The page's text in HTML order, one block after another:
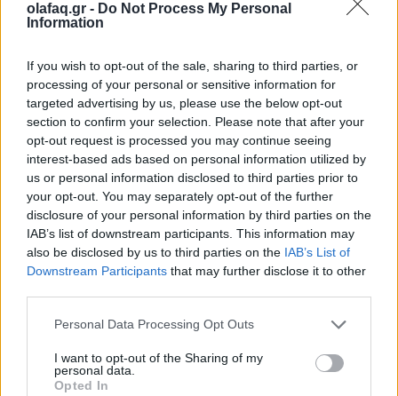
olafaq.gr - Do Not Process My Personal
Information
If you wish to opt-out of the sale, sharing to third parties, or
processing of your personal or sensitive information for
targeted advertising by us, please use the below opt-out
section to confirm your selection. Please note that after your
opt-out request is processed you may continue seeing
interest-based ads based on personal information utilized by
us or personal information disclosed to third parties prior to
your opt-out. You may separately opt-out of the further
disclosure of your personal information by third parties on the
IAB’s list of downstream participants. This information may
also be disclosed by us to third parties on the IAB’s List of
Downstream Participants that may further disclose it to other
Personal Data Processing Opt Outs
I want to opt-out of the Sharing of my
personal data.
Opted In
Η Barbie αφήνει τα τακούνια και πιάνει τη μπάλα του
από γυναίκες-πρωταθλήτριες που αλλάζουν τα δεδομένα στον
αθλητισμό, με πρωταγωνίστρια την Άγγ
Αθλητισμός
Ο Άλεξ Χόνολντ σκαρφαλώνει το Taipei 101